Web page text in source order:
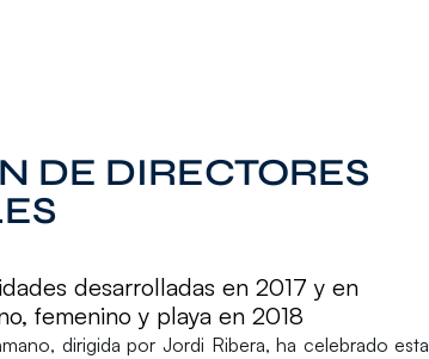
DE DIRECTORES
desarrolladas en 2017 y en
femenino y playa en 2018
, dirigida por Jordi Ribera, ha celebrado esta